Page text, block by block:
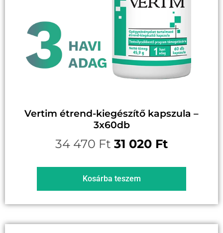
Vertim étrend-kiegészítő kapszula –
3x60db
34 470 Ft 31 020 Ft
Kosárba teszem